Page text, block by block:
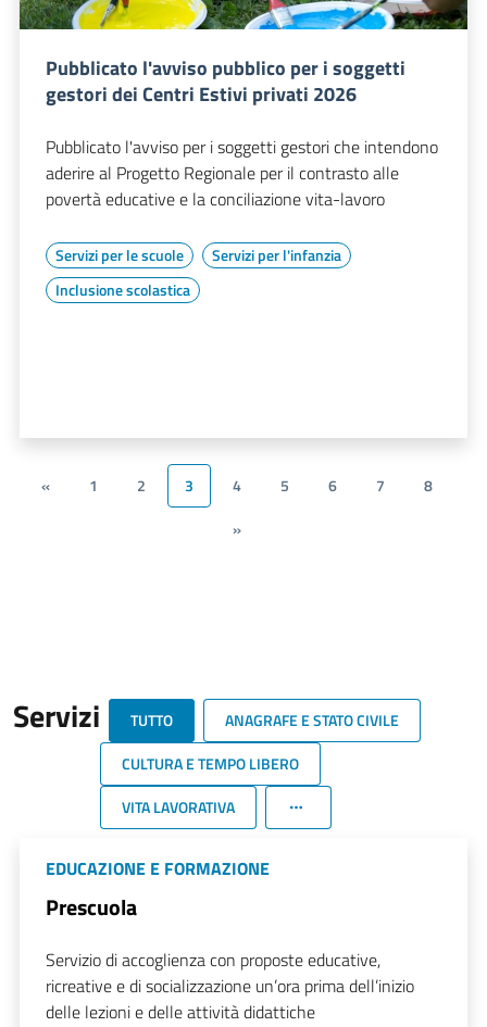
Pubblicato l'avviso pubblico per i soggetti
gestori dei Centri Estivi privati 2026
Pubblicato l'avviso per i soggetti gestori che intendono
aderire al Progetto Regionale per il contrasto alle
povertà educative e la conciliazione vita-lavoro
Servizi per le scuole
Servizi per l'infanzia
Inclusione scolastica
« 1 2 3 4 5 6 7
8
»
Servizi TUTTO
ANAGRAFE E STATO CIVILE
CULTURA E TEMPO LIBERO
VITA LAVORATIVA
EDUCAZIONE E FORMAZIONE
Prescuola
Servizio di accoglienza con proposte educative,
ricreative e di socializzazione un’ora prima dell’inizio
delle lezioni e delle attività didattiche